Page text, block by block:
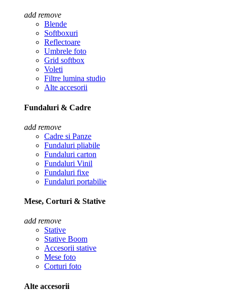
add remove
Blende
Softboxuri
Reflectoare
Umbrele foto
Grid softbox
Voleti
Filtre lumina studio
Alte accesorii
Fundaluri & Cadre
add remove
Cadre si Panze
Fundaluri pliabile
Fundaluri carton
Fundaluri Vinil
Fundaluri fixe
Fundaluri portabilie
Mese, Corturi & Stative
add remove
Stative
Stative Boom
Accesorii stative
Mese foto
Corturi foto
Alte accesorii